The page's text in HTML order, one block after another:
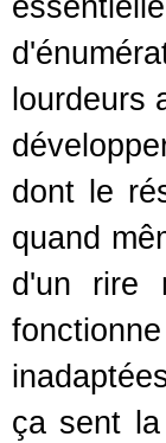
lourdeurs
dont le
quand
d'un rire
ça sent